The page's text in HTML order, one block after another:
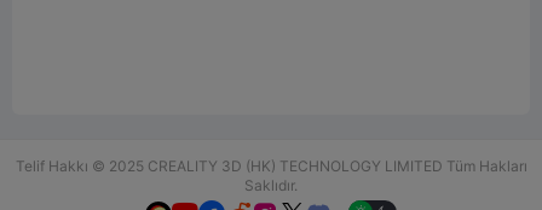
Telif Hakkı © 2025 CREALITY 3D (HK) TECHNOLOGY LIMITED Tüm Hakları
Saklıdır.